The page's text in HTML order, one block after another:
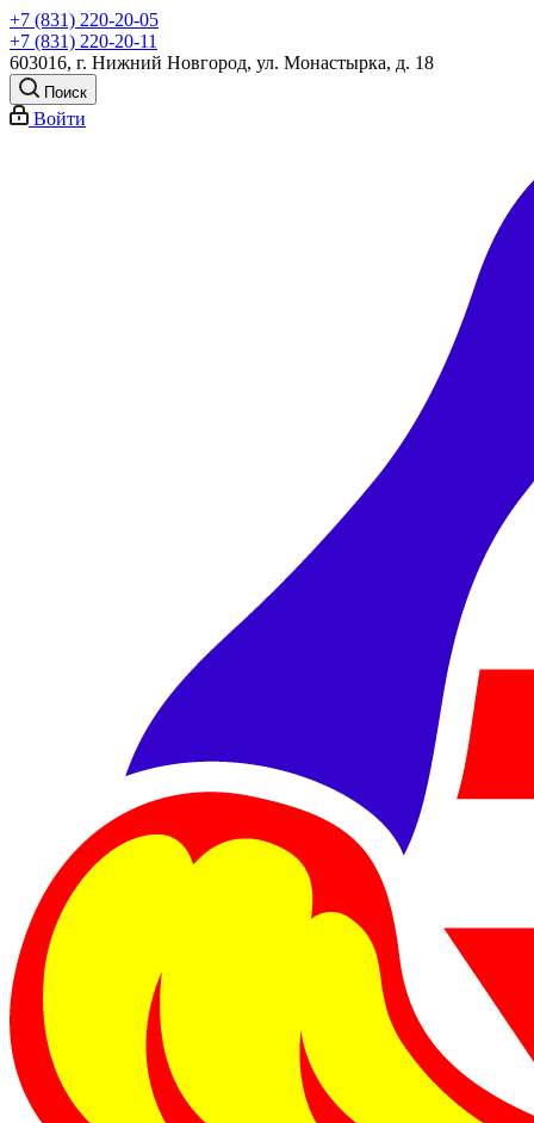
+7 (831) 220-20-05
+7 (831) 220-20-11
603016, г. Нижний Новгород, ул. Монастырка, д. 18
Поиск
Войти